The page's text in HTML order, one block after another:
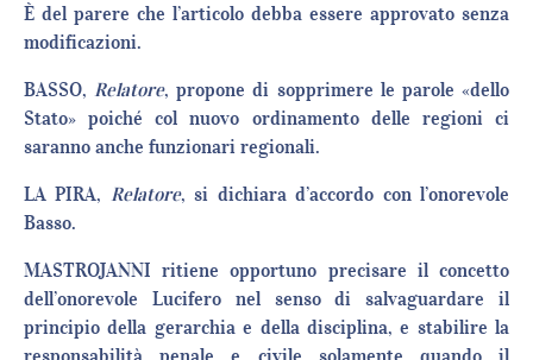
È del parere che l’articolo debba essere approvato senza
modificazioni.
BASSO,Relatore, propone di sopprimere le parole «dello
Stato» poiché col nuovo ordinamento delle regioni ci
saranno anche funzionari regionali.
LA PIRA, Relatore, si dichiara d’accordo con l’onorevole
Basso.
MASTROJANNI ritiene opportuno precisare il concetto
dell’onorevole Lucifero nel senso di salvaguardare il
principio della gerarchia e della disciplina, e stabilire la